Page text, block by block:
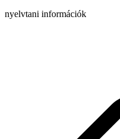
nyelvtani információk